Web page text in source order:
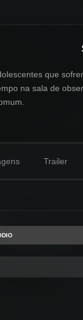
que
na sala de
Trailer